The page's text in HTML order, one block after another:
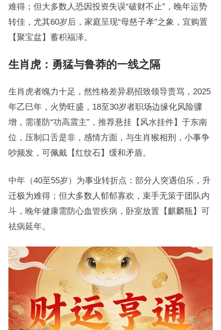
难得；但大多数人恐因投资失误“破财不止”，晚年运势
转佳，尤其60岁后，家庭呈现“母慈子孝”之象，宜购置
【聚宝盆】蓄积福泽。
生肖虎：勇猛与鲁莽的一线之隔
生肖虎者魄力十足，然性格差异易招致领导责骂，2025
年乙巳年，火势旺盛，18至30岁者职场边缘化风险骤
增，需谨防“功高震主”，推荐悬挂【风水挂件】于东南
位，压制口舌是非，感情方面，与生肖猴相刑，小事争
吵频发，可佩戴【红纹石】缓和矛盾。
中年（40至55岁）为事业转折点：部分人突遇伯乐，升
迁极为难得；但大多数人郁郁寡欢，束手无策于团队内
斗，晚年健康需防心血管疾病，卧室放置【麒麟瓶】可
祛病延年。